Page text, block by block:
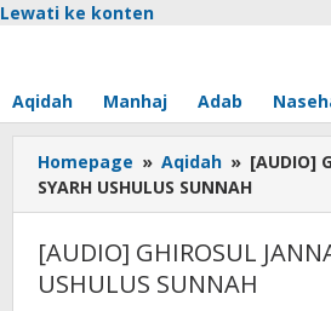
Lewati ke konten
Aqidah Manhaj Adab
Homepage » Aqidah » [AUDIO]
SYARH USHULUS SUNNAH
[AUDIO] GHIROSUL
USHULUS SUNNAH